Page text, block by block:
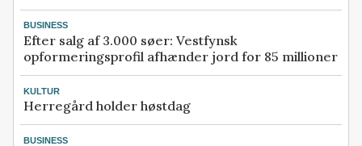
BUSINESS
Efter salg af 3.000 søer: Vestfynsk
opformeringsprofil afhænder jord for 85 millioner
KULTUR
Herregård holder høstdag
BUSINESS